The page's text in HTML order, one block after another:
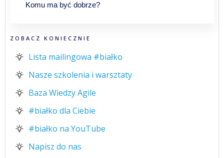
Komu ma być dobrze?
ZOBACZ KONIECZNIE
Lista mailingowa #białko
Nasze szkolenia i warsztaty
Baza Wiedzy Agile
#białko dla Ciebie
#białko na YouTube
Napisz do nas